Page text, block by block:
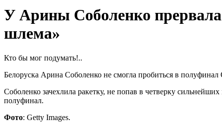
У Арины Соболенко
шлема»
Кто бы мог подумать!..
Белоруска Арина Соболенко не смогла пробиться в
Соболенко зачехлила ракетку, не попав в четверку
полуфинал.
Фото: Getty Images.